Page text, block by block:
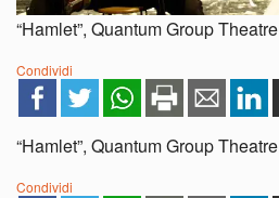
“Hamlet”, Quantum Group Theatre
Condividi
“Hamlet”, Quantum Group Theatre
Condividi